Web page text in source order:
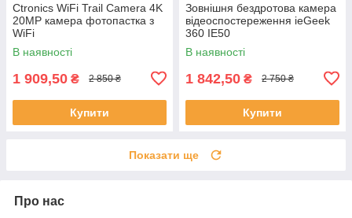
Ctronics WiFi Trail Camera 4K
20MP камера фотопастка з
WiFi
В наявності
1 909,50 ₴ 2 850 ₴
Купити
Зовнішня бездротова камера
відеоспостереження ieGeek
360 IE50
В наявності
1 842,50 ₴ 2 750 ₴
Купити
Показати ще
Про нас